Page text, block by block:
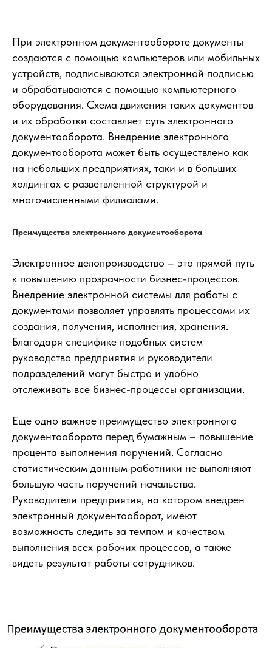
При электронном документообороте документы
создаются с помощью компьютеров или мобильных
устройств, подписываются электронной подписью
и обрабатываются с помощью компьютерного
оборудования. Схема движения таких документов
и их обработки составляет суть электронного
документооборота. Внедрение электронного
документооборота может быть осуществлено как
на небольших предприятиях, таки и в больших
холдингах с разветвленной структурой и
многочисленными филиалами.
Преимущества электронного документооборота
Электронное делопроизводство – это прямой путь
к повышению прозрачности бизнес-процессов.
Внедрение электронной системы для работы с
документами позволяет управлять процессами их
создания, получения, исполнения, хранения.
Благодаря специфике подобных систем
руководство предприятия и руководители
подразделений могут быстро и удобно
отслеживать все бизнес-процессы организации.
Еще одно важное преимущество электронного
документооборота перед бумажным – повышение
процента выполнения поручений. Согласно
статистическим данным работники не выполняют
большую часть поручений начальства.
Руководители предприятия, на котором внедрен
электронный документооборот, имеют
возможность следить за темпом и качеством
выполнения всех рабочих процессов, а также
видеть результат работы сотрудников.